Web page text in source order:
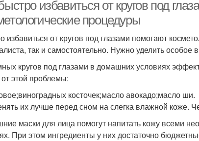
избавиться от кругов под
процедуры
избавиться от кругов под глазами помогают
так и самостоятельно. Нужно уделить
кругов под глазами в домашних условиях
этой проблемы:
косточек;масло авокадо;масло ши.
их лучше перед сном на слегка влажной коже.
маски для лица помогут напитать кожу всеми
При этом ингредиенты у них достаточно